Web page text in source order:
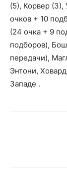
(5), Корвер (3),
очков + 10
(24 очка + 9
подборов),
передачи),
Энтони,
Западе .